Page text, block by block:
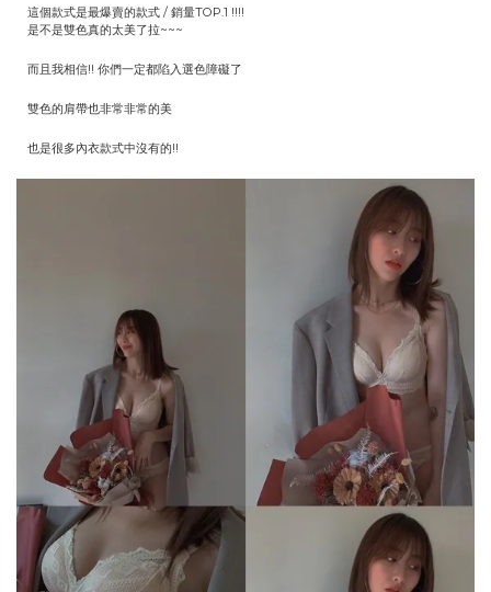
這個款式是最爆賣的款式 / 銷量TOP.1 !!!!
是不是雙色真的太美了拉~~~
而且我相信!! 你們一定都陷入選色障礙了
雙色的肩帶也非常非常的美
也是很多內衣款式中沒有的!!